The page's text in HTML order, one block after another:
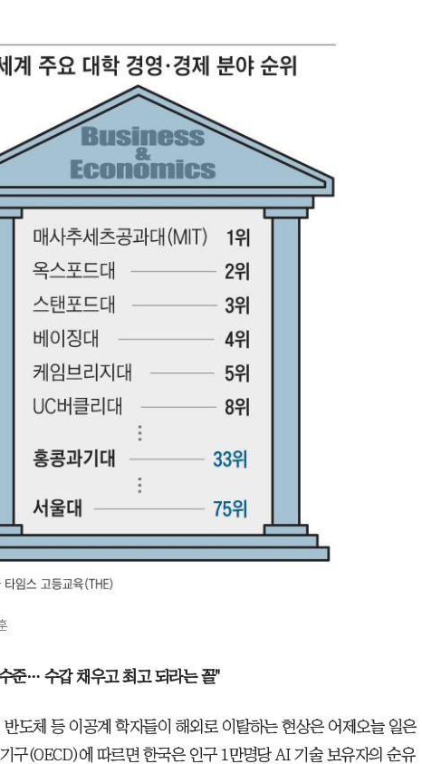
준… 수갑 채우고 최고 되라는 꼴"
도체 등 이공계 학자들이 해외로 이탈하는 현상은 어제오늘 일은
구(OECD)에 따르면 한국은 인구 1만명당 AI 기술 보유자의 순유